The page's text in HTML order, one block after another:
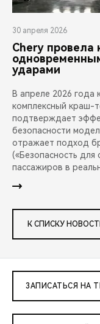
30 апреля 2026
Chery провела
ударами
В апреле 2026 года
комплексный краш-
подтверждает
безопасности
отражает подход
(«Безопасность
пассажиров в
К СПИСКУ
ЗАПИСАТЬСЯ НА